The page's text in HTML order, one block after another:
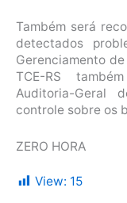
Também será
detectados
Gerenciamento
TCE-RS
Auditoria-Geral
controle sobre os
ZERO HORA
View: 15